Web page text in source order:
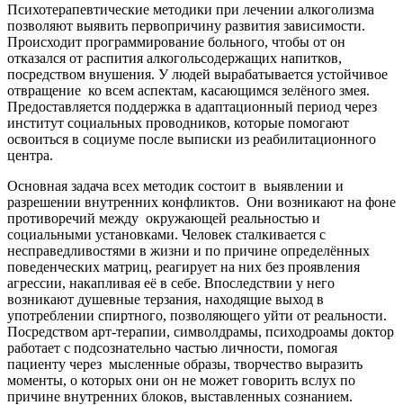
Психотерапевтические методики при лечении алкоголизма
позволяют выявить первопричину развития зависимости.
Происходит программирование больного, чтобы от он
отказался от распития алкогольсодержащих напитков,
посредством внушения. У людей вырабатывается устойчивое
отвращение ко всем аспектам, касающимся зелёного змея.
Предоставляется поддержка в адаптационный период через
институт социальных проводников, которые помогают
освоиться в социуме после выписки из реабилитационного
центра.
Основная задача всех методик состоит в выявлении и
разрешении внутренних конфликтов. Они возникают на фоне
противоречий между окружающей реальностью и
социальными установками. Человек сталкивается с
несправедливостями в жизни и по причине определённых
поведенческих матриц, реагирует на них без проявления
агрессии, накапливая её в себе. Впоследствии у него
возникают душевные терзания, находящие выход в
употреблении спиртного, позволяющего уйти от реальности.
Посредством арт-терапии, символдрамы, психодроамы доктор
работает с подсознательно частью личности, помогая
пациенту через мысленные образы, творчество выразить
моменты, о которых они он не может говорить вслух по
причине внутренних блоков, выставленных сознанием.